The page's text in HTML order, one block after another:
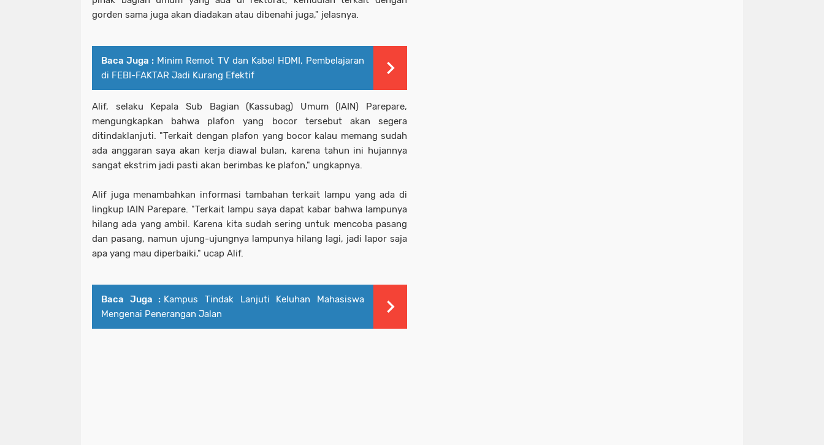
gorden sama juga akan diadakan atau dibenahi juga," jelasnya.
Baca Juga : Minim Remot TV dan Kabel HDMI, Pembelajaran
di FEBI-FAKTAR Jadi Kurang Efektif
Alif, selaku Kepala Sub Bagian (Kassubag) Umum (IAIN) Parepare,
mengungkapkan bahwa plafon yang bocor tersebut akan segera
ditindaklanjuti. "Terkait dengan plafon yang bocor kalau memang sudah
ada anggaran saya akan kerja diawal bulan, karena tahun ini hujannya
sangat ekstrim jadi pasti akan berimbas ke plafon," ungkapnya.
Alif juga menambahkan informasi tambahan terkait lampu yang ada di
lingkup IAIN Parepare. "Terkait lampu saya dapat kabar bahwa lampunya
hilang ada yang ambil. Karena kita sudah sering untuk mencoba pasang
dan pasang, namun ujung-ujungnya lampunya hilang lagi, jadi lapor saja
apa yang mau diperbaiki," ucap Alif.
Baca Juga : Kampus Tindak Lanjuti Keluhan Mahasiswa
Mengenai Penerangan Jalan